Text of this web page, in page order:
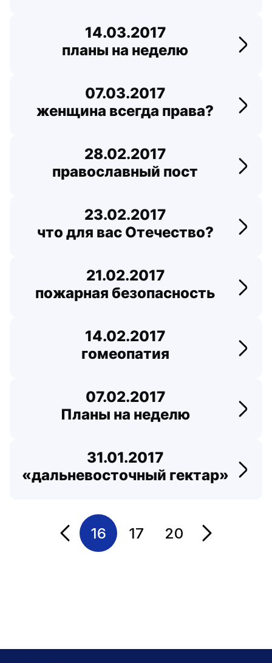
14.03.2017
планы на неделю
07.03.2017
женщина всегда права?
28.02.2017
православный пост
23.02.2017
что для вас Отечество?
21.02.2017
пожарная безопасность
14.02.2017
гомеопатия
07.02.2017
Планы на неделю
31.01.2017
«дальневосточный гектар»
Переход на страницу
16 17 20 Переход на